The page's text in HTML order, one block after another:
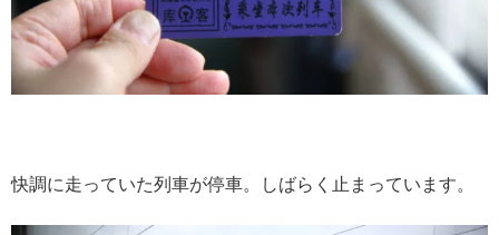
快調に走っていた列車が停車。しばらく止まっています。